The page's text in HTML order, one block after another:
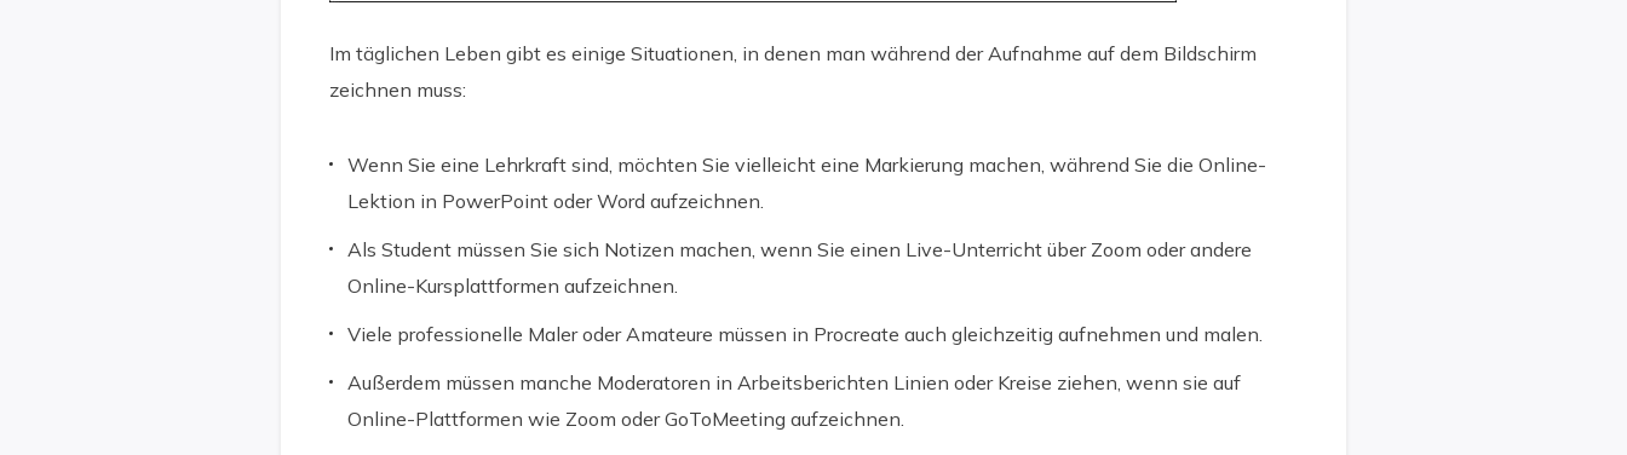
Im täglichen Leben gibt es einige Situationen, in denen man während der Aufnahme auf dem Bildschirm
zeichnen muss:
Wenn Sie eine Lehrkraft sind, möchten Sie vielleicht eine Markierung machen, während Sie die Online-
Lektion in PowerPoint oder Word aufzeichnen.
Als Student müssen Sie sich Notizen machen, wenn Sie einen Live-Unterricht über Zoom oder andere
Online-Kursplattformen aufzeichnen.
Viele professionelle Maler oder Amateure müssen in Procreate auch gleichzeitig aufnehmen und malen.
Außerdem müssen manche Moderatoren in Arbeitsberichten Linien oder Kreise ziehen, wenn sie auf
Online-Plattformen wie Zoom oder GoToMeeting aufzeichnen.